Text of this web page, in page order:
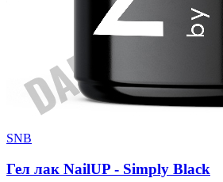
SNB
Гел лак NailUP - Simply Black